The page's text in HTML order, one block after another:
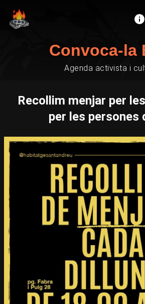
Convoca-la
Agenda activista i
Recollim menjar per
per les persones